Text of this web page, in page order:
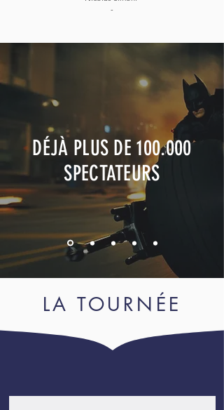
-
DÉJÀ PLUS DE 100.000
SPECTATEURS
LA TOURNÉE